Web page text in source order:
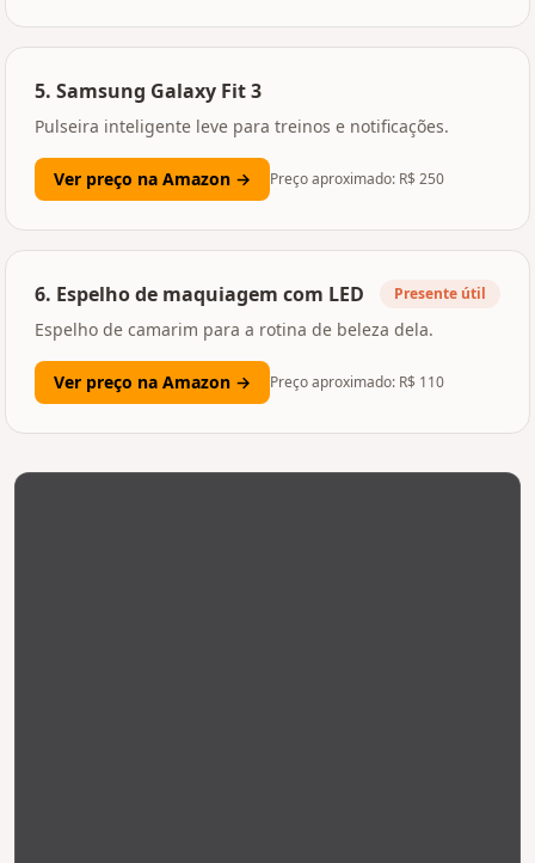
5. Samsung Galaxy Fit 3
Pulseira inteligente leve para treinos e notificações.
Ver preço na Amazon → Preço aproximado: R$ 250
6. Espelho de maquiagem com LED Presente útil
Espelho de camarim para a rotina de beleza dela.
Ver preço na Amazon → Preço aproximado: R$ 110